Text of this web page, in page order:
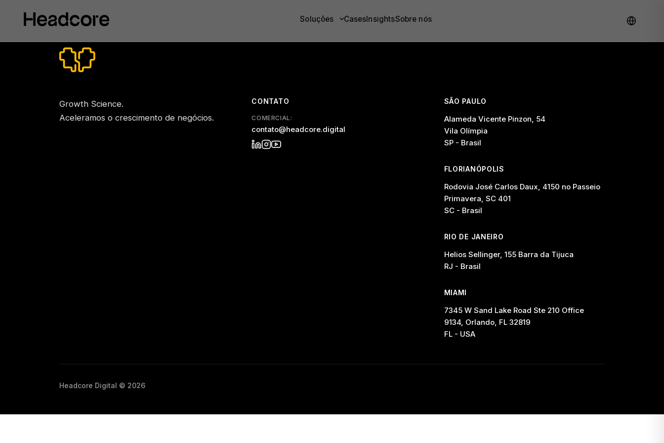
Soluções CasesInsightsSobre nós
Growth Science.
Aceleramos o crescimento de negócios.
CONTATO
COMERCIAL:
contato@headcore.digital
SÃO PAULO
Alameda Vicente Pinzon, 54
Vila Olímpia
SP - Brasil
FLORIANÓPOLIS
Rodovia José Carlos Daux, 4150 no Passeio
Primavera, SC 401
SC - Brasil
RIO DE JANEIRO
Helios Sellinger, 155 Barra da Tijuca
RJ - Brasil
MIAMI
7345 W Sand Lake Road Ste 210 Office
9134, Orlando, FL 32819
FL - USA
Headcore Digital © 2026